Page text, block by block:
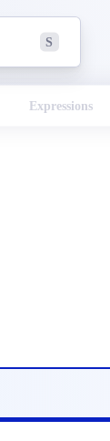
S
Expressions